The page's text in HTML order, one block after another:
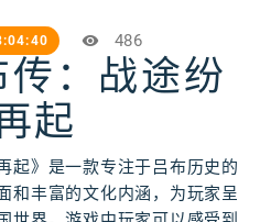
486
：战途纷
起
起》是一款专注于吕布历史的
和丰富的文化内涵，为玩家呈